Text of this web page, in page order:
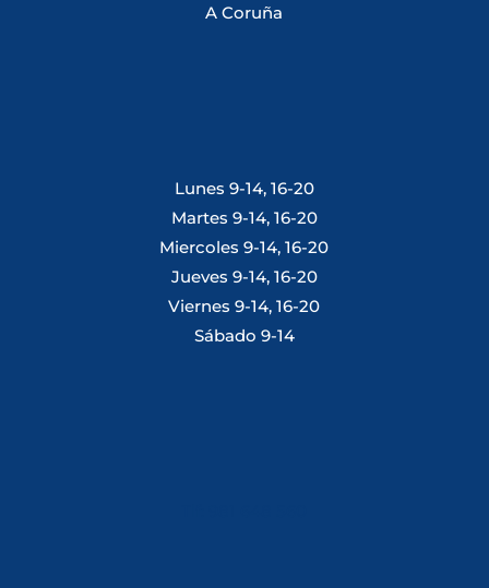
A Coruña
Lunes 9-14, 16-20
Martes 9-14, 16-20
Miercoles 9-14, 16-20
Jueves 9-14, 16-20
Viernes 9-14, 16-20
Sábado 9-14